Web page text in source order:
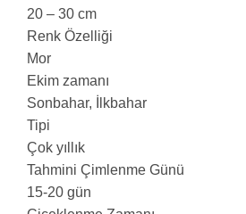
20 – 30 cm
Renk Özelliği
Mor
Ekim zamanı
Sonbahar, İlkbahar
Tipi
Çok yıllık
Tahmini Çimlenme Günü
15-20 gün